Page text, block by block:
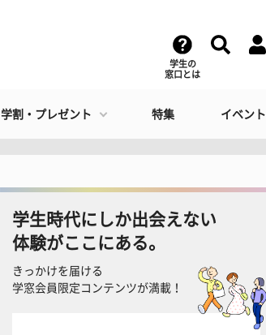
学生の
窓口とは
学割・プレゼント 特集 イベント
学生時代にしか出会えない
体験がここにある。
きっかけを届ける
学窓会員限定コンテンツが満載！